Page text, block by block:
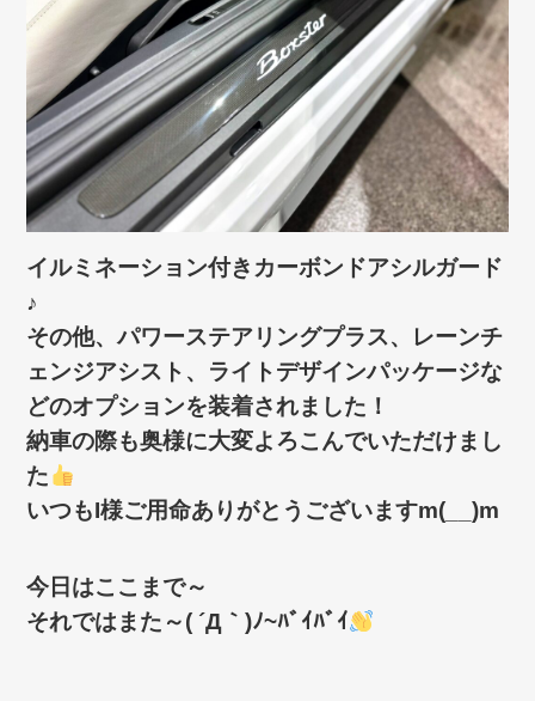
イルミネーション付きカーボンドアシルガード
♪
その他、パワーステアリングプラス、レーンチ
ェンジアシスト、ライトデザインパッケージな
どのオプションを装着されました！
納車の際も奥様に大変よろこんでいただけまし
た
いつもI様ご用命ありがとうございますm(__)m
今日はここまで～
それではまた～( ´Д｀)ﾉ~ﾊﾞｲﾊﾞｲ